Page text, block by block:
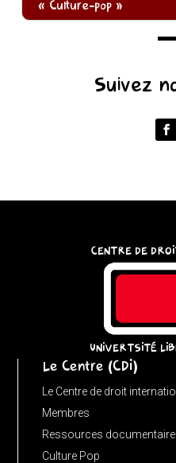
« Culture-pop »
input
URL(input,
Suivez
CENTRE DE
UNIVERTSITÉ
Le Centre (CDI)
Le Centre de droit
Membres
Ressources
Culture Pop